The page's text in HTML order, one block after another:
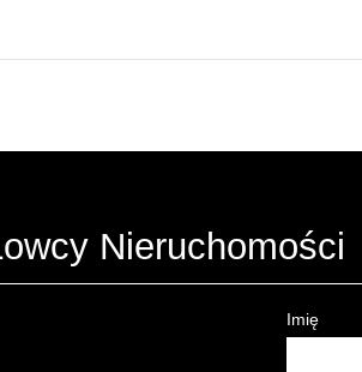
Nieruchomości
Imię